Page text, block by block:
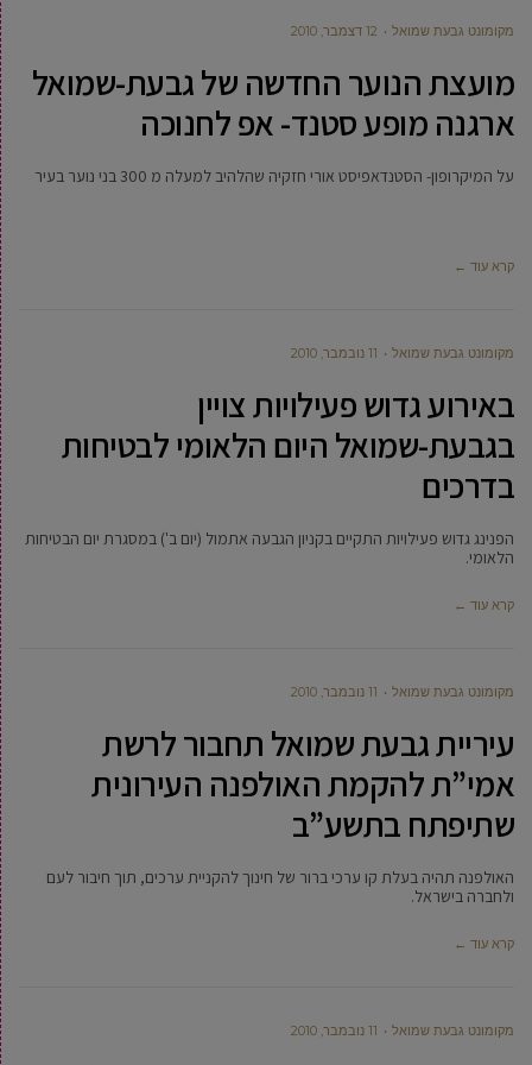
מקומונט גבעת שמואל 12 דצמבר, 2010
מועצת הנוער החדשה של גבעת-שמואל
ארגנה מופע סטנד- אפ לחנוכה
על המיקרופון- הסטנדאפיסט אורי חזקיה שהלהיב למעלה מ 300 בני נוער בעיר
קרא עוד ←
מקומונט גבעת שמואל 11 נובמבר, 2010
באירוע גדוש פעילויות צויין
בגבעת-שמואל היום הלאומי לבטיחות
בדרכים
הפנינג גדוש פעילויות התקיים בקניון הגבעה אתמול (יום ב') במסגרת יום הבטיחות
הלאומי.
קרא עוד ←
מקומונט גבעת שמואל 11 נובמבר, 2010
עיריית גבעת שמואל תחבור לרשת
אמי”ת להקמת האולפנה העירונית
שתיפתח בתשע”ב
האולפנה תהיה בעלת קו ערכי ברור של חינוך להקניית ערכים, תוך חיבור לעם
ולחברה בישראל.
קרא עוד ←
מקומונט גבעת שמואל 11 נובמבר, 2010